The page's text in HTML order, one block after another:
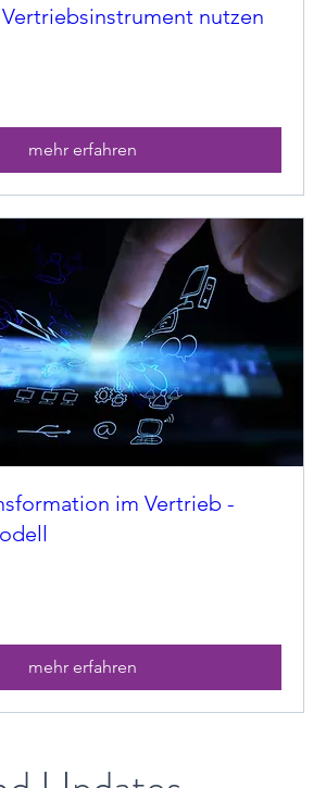
nutzen
mehr erfahren
im Vertrieb -
mehr erfahren